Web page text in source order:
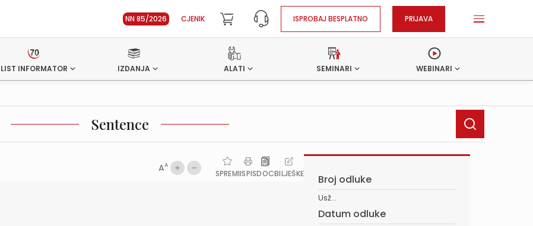
NN 85/2026 CJENIK ISPROBAJ BESPLATNO PRIJAVA
LIST INFORMATOR IZDANJA ALATI SEMINARI WEBINARI
Sentence
AA
SPREMIISPISDOCBILJEŠKE Broj odluke
Usž...
Datum odluke